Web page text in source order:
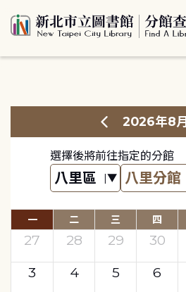
2026年8月
選擇後將前往指定的分館
一 二 三 四
27 28 29 30
3
4 5 6